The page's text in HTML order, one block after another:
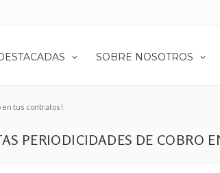
SOBRE NOSOTROS
en tus contratos!
PERIODICIDADES DE COBRO